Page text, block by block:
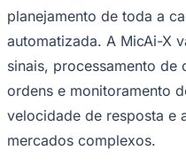
Vôlei
NBB
Competições de Futebol
Brasileirão Série A
Brasileirão Série B
Paulistão
Copa do Brasil
planejamento de toda a
automatizada. A MicAi-X
sinais, processamento
ordens e monitoramento
velocidade de resposta e
mercados complexos.